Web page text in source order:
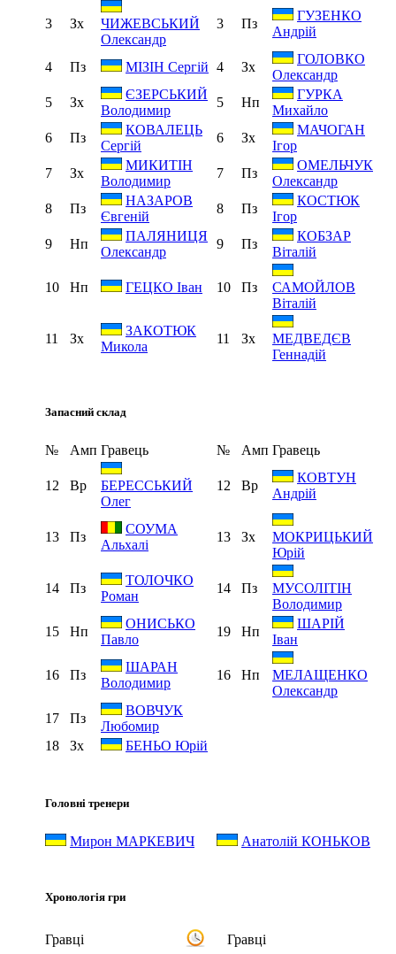
3 Зх
ЧИЖЕВСЬКИЙ
Олександр
3 Пз
ГУЗЕНКО
Андрій
4 Пз МІЗІН Сергій 4 Зх
ГОЛОВКО
Олександр
5
Зх
ЄЗЕРСЬКИЙ
Володимир
5 Нп
ГУРКА
Михайло
6
Пз
КОВАЛЕЦЬ
Сергій
6 Зх
МАЧОГАН
Ігор
7
Зх
МИКИТІН
Володимир
7 Пз
ОМЕЛЬЧУК
Олександр
8
Пз
НАЗАРОВ
Євгеній
8 Пз
КОСТЮК
Ігор
9
Нп
ПАЛЯНИЦЯ
Олександр
9 Пз
КОБЗАР
Віталій
10 Нп ГЕЦКО Іван 10 Пз
САМОЙЛОВ
Віталій
11 Зх
ЗАКОТЮК
Микола
11 Зх
МЕДВЕДЄВ
Геннадій
Запасний склад
№ Амп Гравець № Амп Гравець
12 Вр
БЕРЕССЬКИЙ
Олег
12 Вр
КОВТУН
Андрій
13 Пз
СОУМА
Альхалі
13 Зх
МОКРИЦЬКИЙ
Юрій
14 Пз
ТОЛОЧКО
Роман
14 Пз
МУСОЛІТІН
Володимир
15
Нп
ОНИСЬКО
Павло
19 Нп
ШАРІЙ
Іван
16 Пз
ШАРАН
Володимир
16 Нп
МЕЛАЩЕНКО
Олександр
17
Пз
ВОВЧУК
Любомир
18
Зх БЕНЬО Юрій
Головні тренери
Мирон МАРКЕВИЧ Анатолій КОНЬКОВ
Хронологія гри
Гравці
Гравці